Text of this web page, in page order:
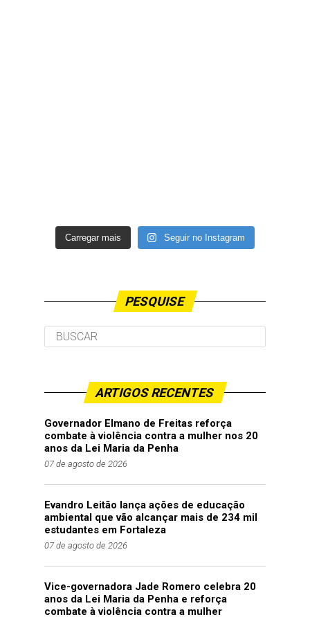
Carregar mais Seguir no Instagram
PESQUISE
ARTIGOS RECENTES
Governador Elmano de Freitas reforça
combate à violência contra a mulher nos 20
anos da Lei Maria da Penha
07 de agosto de 2026
Evandro Leitão lança ações de educação
ambiental que vão alcançar mais de 234 mil
estudantes em Fortaleza
07 de agosto de 2026
Vice-governadora Jade Romero celebra 20
anos da Lei Maria da Penha e reforça
combate à violência contra a mulher